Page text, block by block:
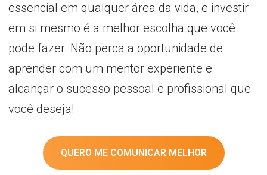
essencial em qualquer área da vida, e investir
em si mesmo é a melhor escolha que você
pode fazer. Não perca a oportunidade de
aprender com um mentor experiente e
alcançar o sucesso pessoal e profissional que
você deseja!
QUERO ME COMUNICAR MELHOR